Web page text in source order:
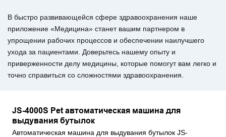
В быстро развивающейся сфере здравоохранения наше
приложение «Медицина» станет вашим партнером в
упрощении рабочих процессов и обеспечении наилучшего
ухода за пациентами. Доверьтесь нашему опыту и
приверженности делу медицины, которые помогут вам легко и
точно справиться со сложностями здравоохранения.
JS-4000S Pet автоматическая машина для
выдувания бутылок
Автоматическая машина для выдувания бутылок JS-